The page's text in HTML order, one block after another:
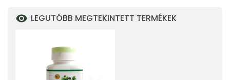
LEGUTÓBB MEGTEKINTETT TERMÉKEK